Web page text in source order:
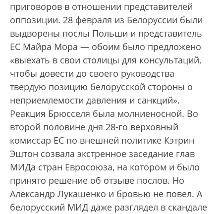
приговоров в отношении представителей
оппозиции. 28 февраля из Белоруссии были
выдворены послы Польши и представитель
ЕС Майра Мора — обоим было предложено
«выехать в свои столицы для консультаций,
чтобы довести до своего руководства
твердую позицию белорусской стороны о
неприемлемости давления и санкций».
Реакция Брюсселя была молниеносной. Во
второй половине дня 28-го верховный
комиссар ЕС по внешней политике Кэтрин
Эштон созвала экстренное заседание глав
МИДа стран Евросоюза, на котором и было
принято решение об отзыве послов. Но
Александр Лукашенко и бровью не повел. А
белорусский МИД даже разглядел в скандале